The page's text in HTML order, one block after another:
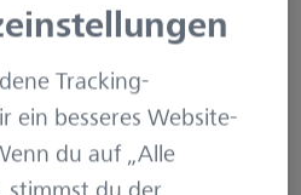
Erik Sniegula hat an der
Freien Universität Berlin
Informatik mit dem
Schwerpunkt
Tracking-
ein besseres Website-
du auf „Alle